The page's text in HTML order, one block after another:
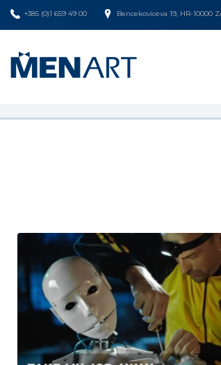
+385 (0)1 659 49 00 Bencekoviceva 19, HR-10000